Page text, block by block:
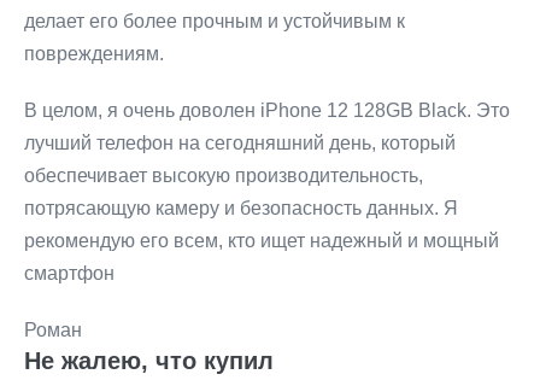
делает его более прочным и устойчивым к
повреждениям.
В целом, я очень доволен iPhone 12 128GB Black. Это
лучший телефон на сегодняшний день, который
обеспечивает высокую производительность,
потрясающую камеру и безопасность данных. Я
рекомендую его всем, кто ищет надежный и мощный
смартфон
Роман
Не жалею, что купил